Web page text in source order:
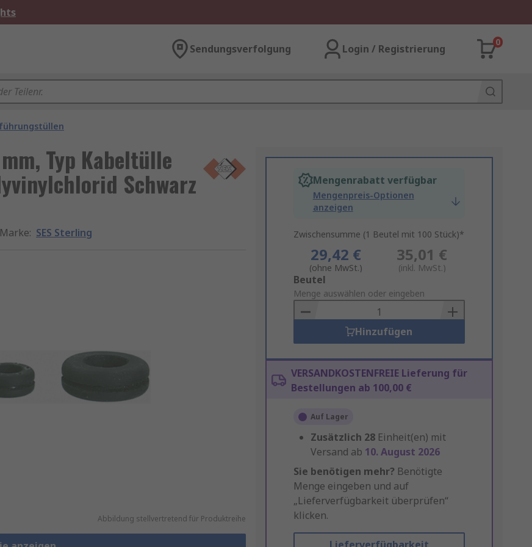
Sendungsverfolgung Login / Registrierung
0
Typ Kabeltülle
Schwarz
Marke: SES Sterling
Abbildung stellvertretend für Produktreihe
Mengenrabatt verfügbar
Mengenpreis-Optionen
anzeigen
Zwischensumme (1 Beutel mit 100 Stück)*
29,42 €
(ohne MwSt.)
35,01 €
(inkl. MwSt.)
Add
to
Basket
Beutel
Menge auswählen oder eingeben
Hinzufügen
VERSANDKOSTENFREIE Lieferung für
Bestellungen ab 100,00 €
Auf Lager
Zusätzlich 28 Einheit(en) mit
Versand ab 10. August 2026
Sie benötigen mehr? Benötigte
Menge eingeben und auf
„Lieferverfügbarkeit überprüfen“
klicken.